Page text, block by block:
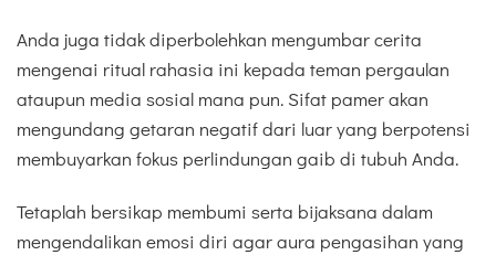
Anda juga tidak diperbolehkan mengumbar cerita
mengenai ritual rahasia ini kepada teman pergaulan
ataupun media sosial mana pun. Sifat pamer akan
mengundang getaran negatif dari luar yang berpotensi
membuyarkan fokus perlindungan gaib di tubuh Anda.
Tetaplah bersikap membumi serta bijaksana dalam
mengendalikan emosi diri agar aura pengasihan yang